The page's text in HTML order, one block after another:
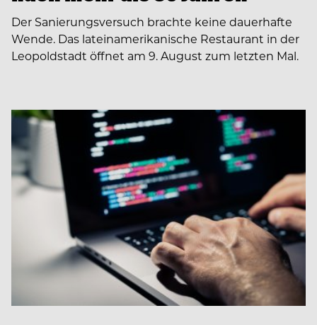
Der Sanierungsversuch brachte keine dauerhafte
Wende. Das lateinamerikanische Restaurant in der
Leopoldstadt öffnet am 9. August zum letzten Mal.